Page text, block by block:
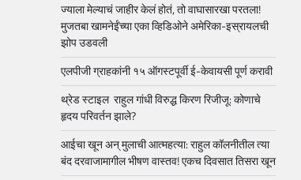
ज्याला मेल्याचं जाहीर केलं होतं, तो वाघासारखा परतला!
मुजतबा खामनेईंच्या एका व्हिडिओने अमेरिका-इस्रायलची
झोप उडवली
एलपीजी ग्राहकांनी १५ ऑगस्टपूर्वी ई-केवायसी पूर्ण करावी
थ्रेड स्टाइल राहुल गांधी विरुद्ध किरण रिजीजू: कोणाचे
हृदय परिवर्तन झाले?
आईचा खून अन् मुलाची आत्महत्या: राहुल कॉलनीतील त्या
बंद दरवाजामागील भीषण वास्तव! एकच दिवसात तिसरा खून